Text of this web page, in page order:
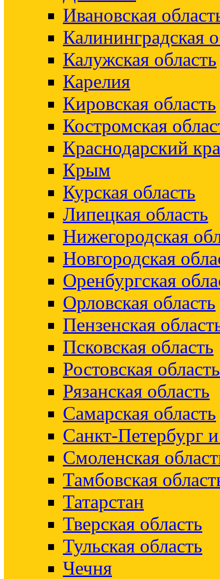
Ивановская
Калининградская
Калужская область
Карелия
Кировская область
Костромская
Краснодарский
Крым
Курская область
Липецкая область
Нижегородская
Новгородская
Оренбургская
Орловская область
Пензенская
Псковская область
Ростовская область
Рязанская область
Самарская область
Санкт-Петербург
Смоленская
Тамбовская
Татарстан
Тверская область
Тульская область
Чечня